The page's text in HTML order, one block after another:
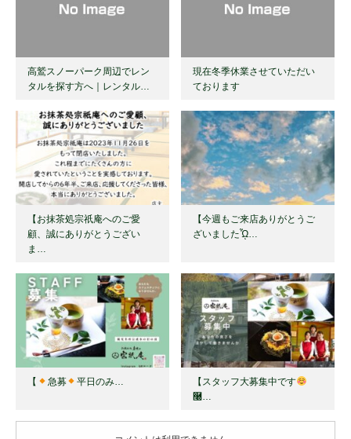
高鷲スノーパーク周辺でレン
タルを探す方へ｜レンタル…
現在冬季休業させていただい
ております
【お抹茶処宗祇庵へのご愛
顧、誠にありがとうござい
ま…
【今週もご来店ありがとうご
ざいましたᾯ…
【 急募 平日のみ…
【スタッフ大募集中です
࿠…